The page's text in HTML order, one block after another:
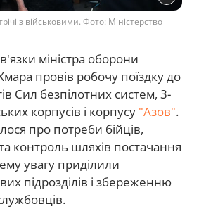
з військовими. Фото: Міністерство
міністра оборони
провів робочу поїздку до
Сил безпілотних систем, 3-
корпусів і корпусу "Азов".
про потреби бійців,
контроль шляхів постачання
увагу приділили
підрозділів і збереженню